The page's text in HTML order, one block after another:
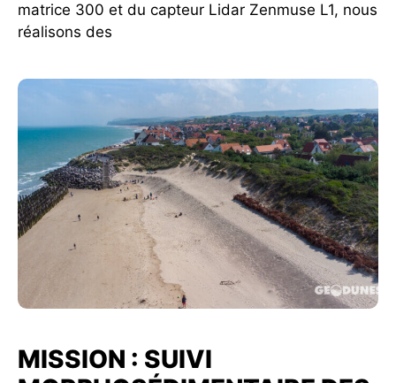
matrice 300 et du capteur Lidar Zenmuse L1, nous
réalisons des
MISSION : SUIVI